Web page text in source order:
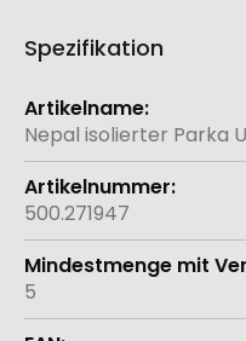
Spezifikation
Weitere
Informationen
Nepal isolierter Parka
500.271947
5